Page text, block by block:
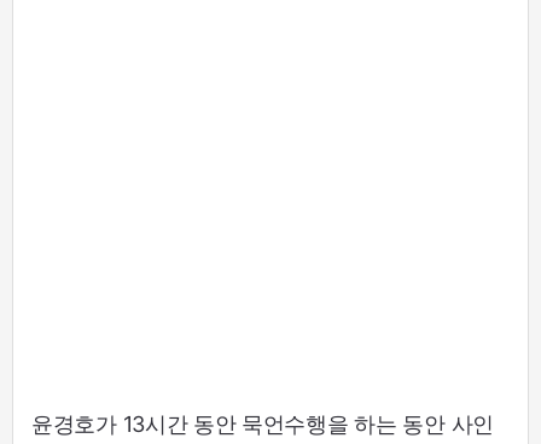
윤경호가 13시간 동안 묵언수행을 하는 동안 사인